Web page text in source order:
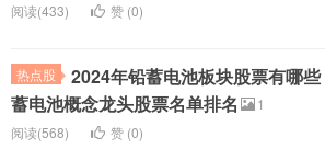
阅读(433)
赞 (0)
热点股
2024年铅蓄电池板块股票有哪
蓄电池概念龙头股票名单排名
1
阅读(568)
赞 (0)